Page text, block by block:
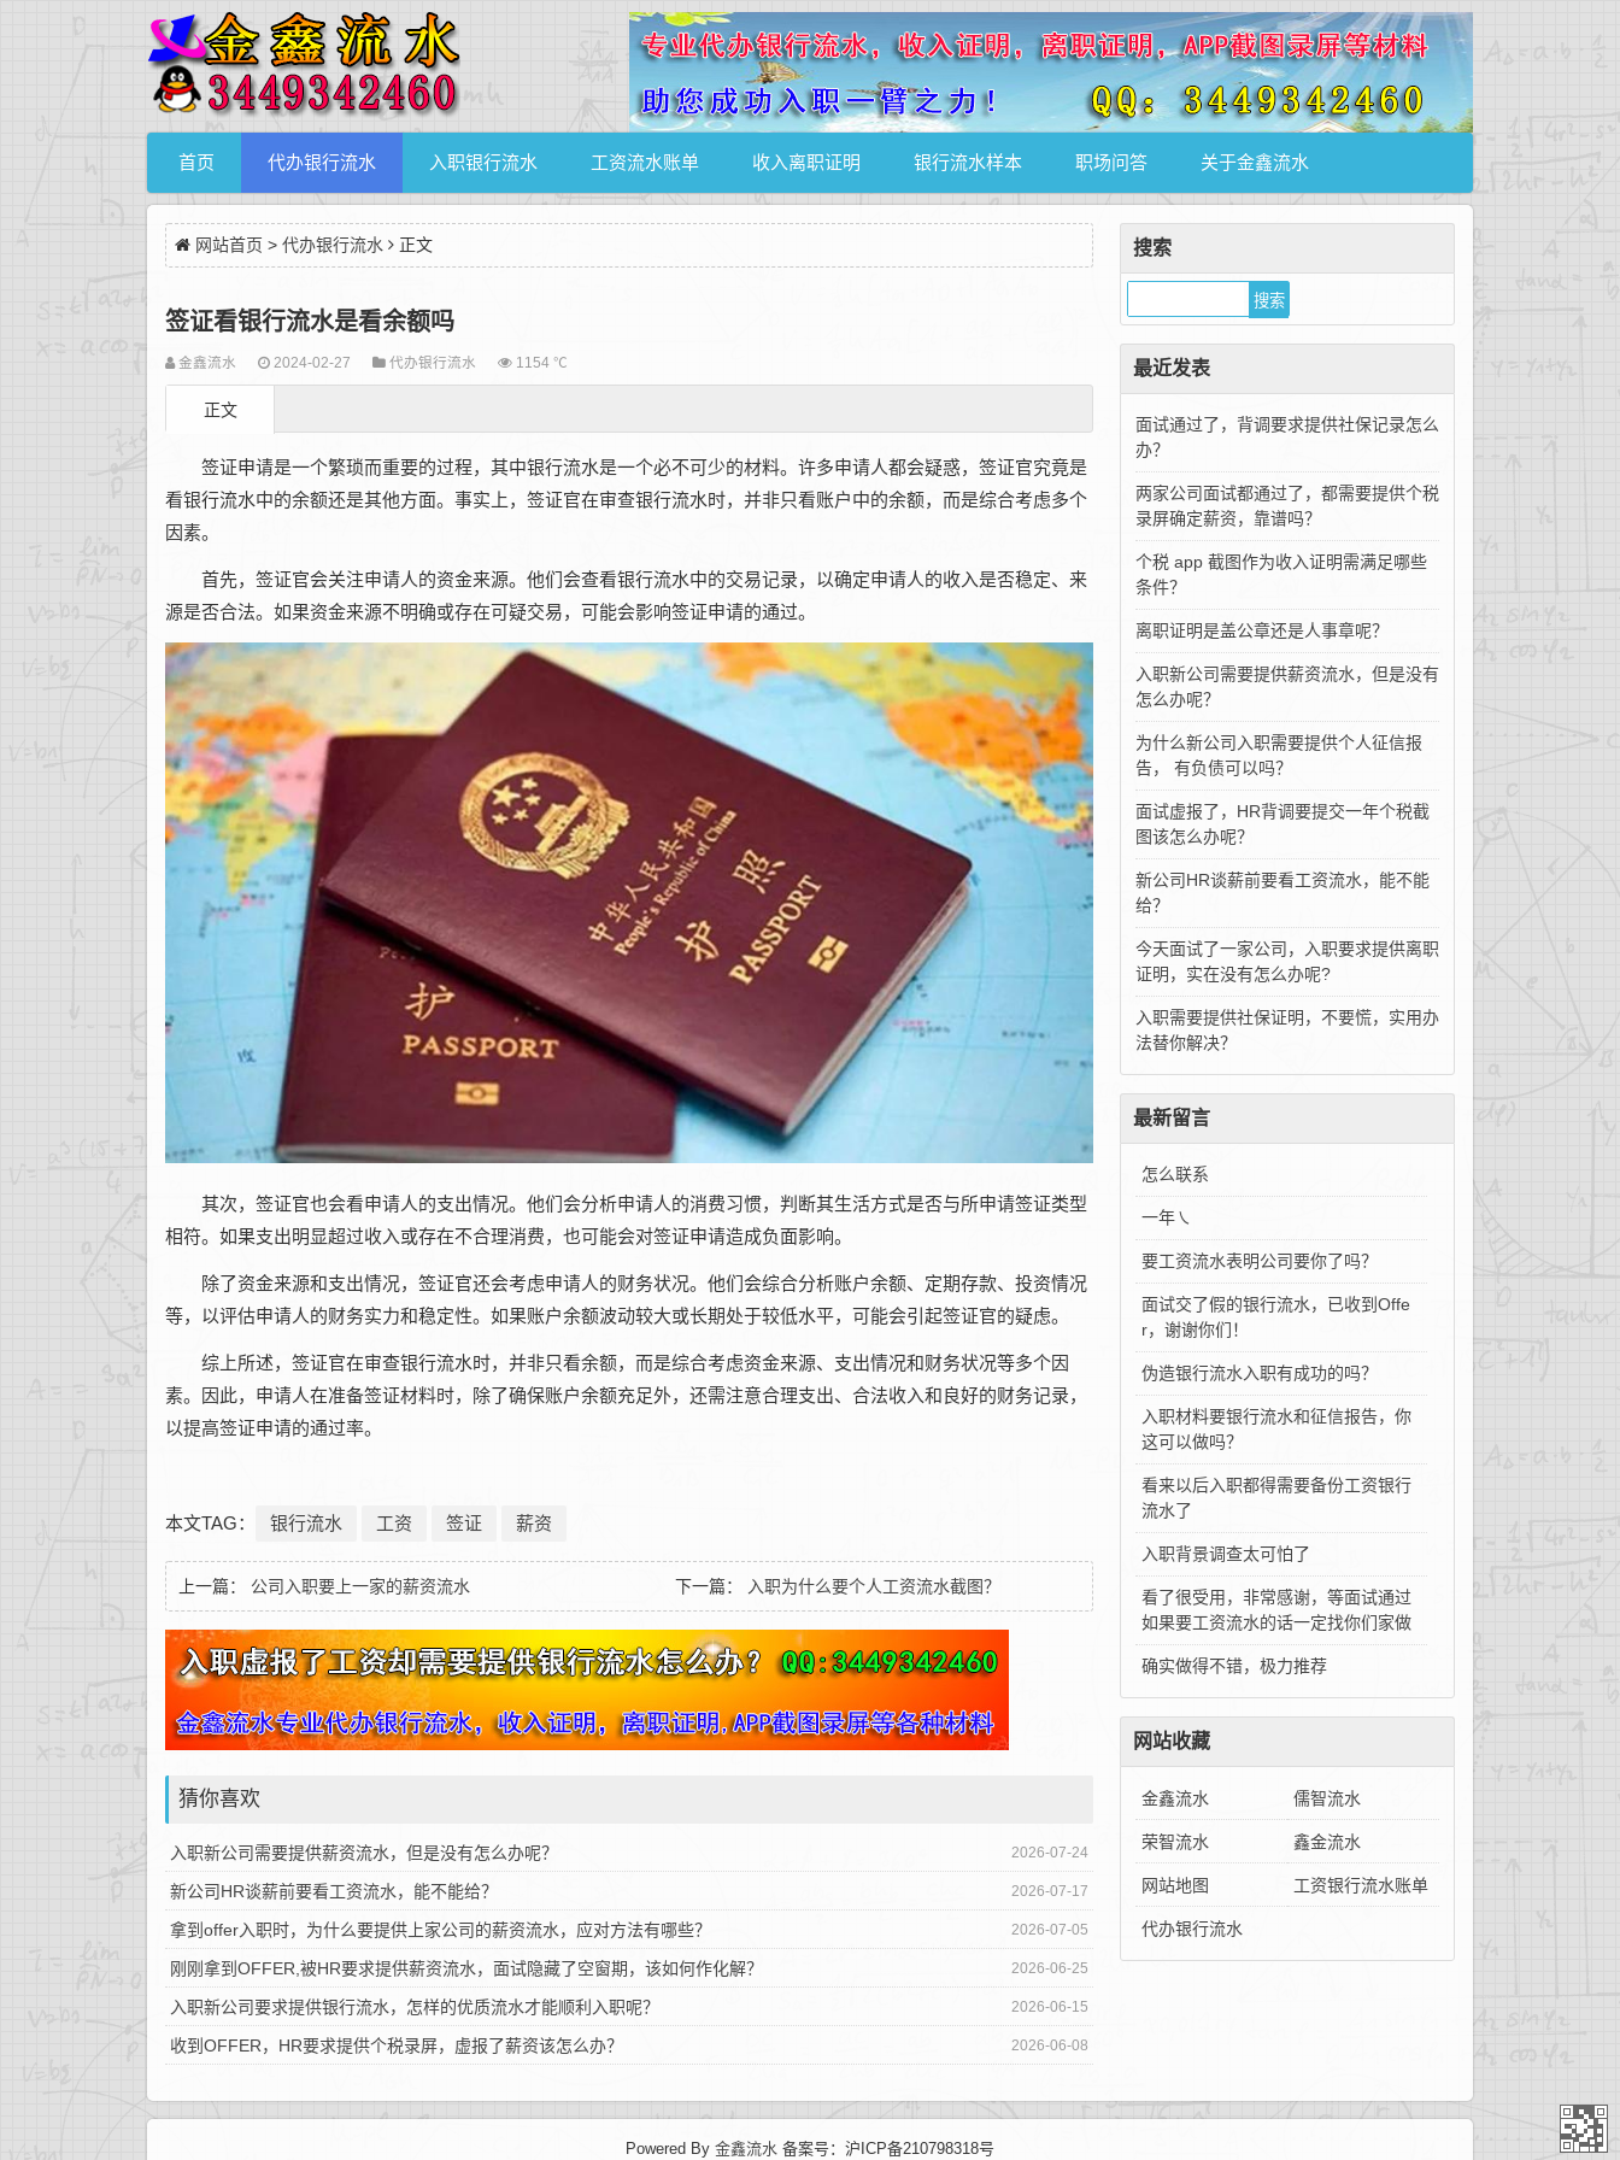
首页 代办银行流水 入职银行流水 工资流水账单 收入离职证明 银行流水样本 职场问答 关于金鑫流水
网站首页 > 代办银行流水 正文
签证看银行流水是看余额吗
金鑫流水 2024-02-27 代办银行流水 1154 ℃
正文
签证申请是一个繁琐而重要的过程，其中银行流水是一个必不可少的材料。许多申请人都会疑惑，签证官究竟是
看银行流水中的余额还是其他方面。事实上，签证官在审查银行流水时，并非只看账户中的余额，而是综合考虑多个
因素。
首先，签证官会关注申请人的资金来源。他们会查看银行流水中的交易记录，以确定申请人的收入是否稳定、来
源是否合法。如果资金来源不明确或存在可疑交易，可能会影响签证申请的通过。
其次，签证官也会看申请人的支出情况。他们会分析申请人的消费习惯，判断其生活方式是否与所申请签证类型
相符。如果支出明显超过收入或存在不合理消费，也可能会对签证申请造成负面影响。
除了资金来源和支出情况，签证官还会考虑申请人的财务状况。他们会综合分析账户余额、定期存款、投资情况
等，以评估申请人的财务实力和稳定性。如果账户余额波动较大或长期处于较低水平，可能会引起签证官的疑虑。
综上所述，签证官在审查银行流水时，并非只看余额，而是综合考虑资金来源、支出情况和财务状况等多个因
素。因此，申请人在准备签证材料时，除了确保账户余额充足外，还需注意合理支出、合法收入和良好的财务记录，
以提高签证申请的通过率。
本文TAG： 银行流水 工资 签证 薪资
上一篇： 公司入职要上一家的薪资流水 下一篇： 入职为什么要个人工资流水截图？
猜你喜欢
2026-07-24
入职新公司需要提供薪资流水，但是没有怎么办呢？
2026-07-17
新公司HR谈薪前要看工资流水，能不能给？
2026-07-05
拿到offer入职时，为什么要提供上家公司的薪资流水，应对方法有哪些？
2026-06-25
刚刚拿到OFFER,被HR要求提供薪资流水，面试隐藏了空窗期，该如何作化解？
2026-06-15
入职新公司要求提供银行流水，怎样的优质流水才能顺利入职呢？
2026-06-08
收到OFFER，HR要求提供个税录屏，虚报了薪资该怎么办？
搜索
最近发表
面试通过了，背调要求提供社保记录怎么
办？
两家公司面试都通过了，都需要提供个税
录屏确定薪资，靠谱吗？
个税 app 截图作为收入证明需满足哪些
条件？
离职证明是盖公章还是人事章呢？
入职新公司需要提供薪资流水，但是没有
怎么办呢？
为什么新公司入职需要提供个人征信报
告， 有负债可以吗？
面试虚报了，HR背调要提交一年个税截
图该怎么办呢？
新公司HR谈薪前要看工资流水，能不能
给？
今天面试了一家公司，入职要求提供离职
证明，实在没有怎么办呢?
入职需要提供社保证明，不要慌，实用办
法替你解决？
最新留言
怎么联系
一年㇏
要工资流水表明公司要你了吗？
面试交了假的银行流水，已收到Offe
r，谢谢你们！
伪造银行流水入职有成功的吗？
入职材料要银行流水和征信报告，你
这可以做吗？
看来以后入职都得需要备份工资银行
流水了
入职背景调查太可怕了
看了很受用，非常感谢，等面试通过
如果要工资流水的话一定找你们家做
确实做得不错，极力推荐
网站收藏
金鑫流水 儒智流水
荣智流水 鑫金流水
网站地图 工资银行流水账单
代办银行流水
Powered By 金鑫流水 备案号：沪ICP备210798318号